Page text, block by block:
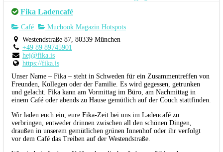
Fika Ladencafé
Café
Mucbook Magazin Hotspots
Westendstraße 87, 80339 München
+49 89 89745901
hej@fika.is
https://fika.is
Unser Name – Fika – steht in Schweden für ein Zusammentreffen von
Freunden, Kollegen oder der Familie. Es wird gegessen, getrunken
und gelacht. Fika kann am Vormittag im Büro, am Nachmittag in
einem Café oder abends zu Hause gemütlich auf der Couch stattfinden.
Wir laden euch ein, eure Fika-Zeit bei uns im Ladencafé zu
verbringen, entweder drinnen zwischen all den schönen Dingen,
draußen in unserem gemütlichen grünen Innenhof oder ihr verfolgt
vor dem Café das Treiben auf der Westendstraße.